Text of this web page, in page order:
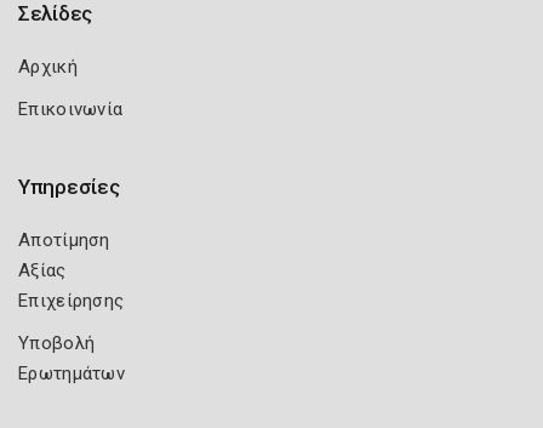
Σελίδες
Αρχική
Επικοινωνία
Υπηρεσίες
Αποτίμηση
Αξίας
Επιχείρησης
Υποβολή
Ερωτημάτων